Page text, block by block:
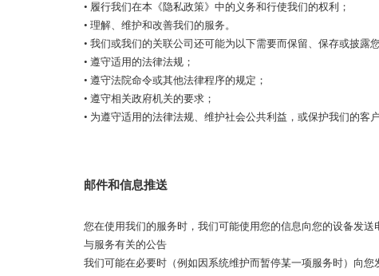
• 履行我们在本《隐私政策》中的义务和行使我们的权利；
• 理解、维护和改善我们的服务。
• 我们或我们的关联公司还可能为以下需要而保留、保存或披露
• 遵守适用的法律法规；
• 遵守法院命令或其他法律程序的规定；
• 遵守相关政府机关的要求；
• 为遵守适用的法律法规、维护社会公共利益，或保护我们的客
邮件和信息推送
您在使用我们的服务时，我们可能使用您的信息向您的设备发送
与服务有关的公告
我们可能在必要时（例如因系统维护而暂停某一项服务时）向